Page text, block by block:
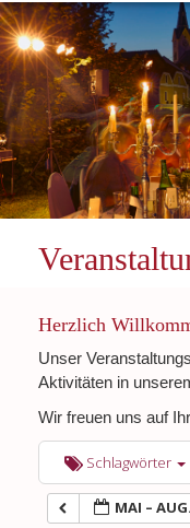
Herzlich
Unser
Aktivitäten in
Wir freuen uns auf
Schlagwörter
MAI –